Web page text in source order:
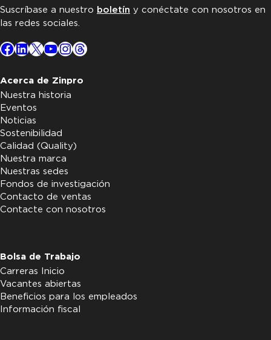
Suscríbase a nuestro boletín y conéctate con nosotros en
las redes sociales.
Facebook
LinkedIn
X YouTube
Instagram
Threads
Acerca de Zinpro
Nuestra historia
Eventos
Noticias
Sostenibilidad
Calidad (Quality)
Nuestra marca
Nuestras sedes
Fondos de investigación
Contacto de ventas
Contacte con nosotros
Bolsa de Trabajo
Carreras Inicio
Vacantes abiertas
Beneficios para los empleados
Información fiscal